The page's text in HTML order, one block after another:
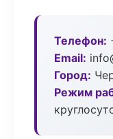
Телефон:
Email:
Город:
Режим